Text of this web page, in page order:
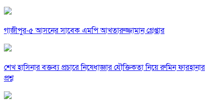
গাজীপুর-৫ আসনের সাবেক এমপি আখতারুজ্জামান গ্রেপ্তার
শেখ হাসিনার বক্তব্য প্রচারে নিষেধাজ্ঞার যৌক্তিকতা নিয়ে রুমিন ফারহানার
প্রশ্ন